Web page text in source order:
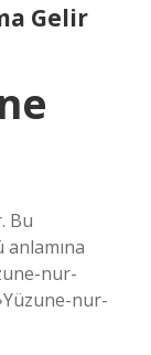
Gelir
Bu
nur-
nur-